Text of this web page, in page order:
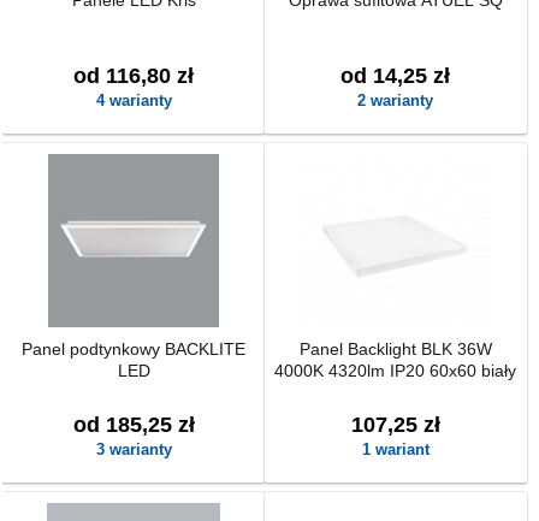
od 116,80 zł
4 warianty
od 14,25 zł
2 warianty
Panel podtynkowy BACKLITE
LED
od 185,25 zł
3 warianty
Panel Backlight BLK 36W
4000K 4320lm IP20 60x60 biały
107,25 zł
1 wariant